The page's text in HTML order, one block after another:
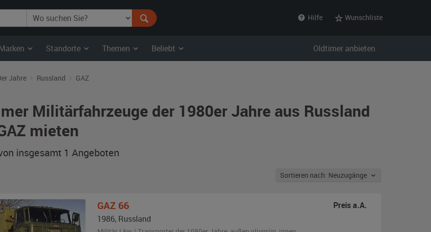
Hilfe Wunschliste
Standorte Themen Beliebt Oldtimer anbieten
Jahre Russland GAZ
Militärfahrzeuge der 1980er Jahre aus Russland
mieten
insgesamt 1 Angeboten
Sortieren nach: Neuzugänge
GAZ 66
1986, Russland
Preis a.A.